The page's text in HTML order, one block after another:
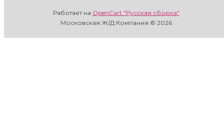
Работает на OpenCart "Русская сборка"
Московская Ж/Д Компания © 2026